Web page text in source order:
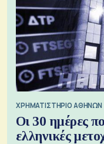
XΡΗΜΑΤΙΣΤΗΡΙΟ ΑΘΗΝΩΝ
Οι 30 ημέρες
ελληνικές